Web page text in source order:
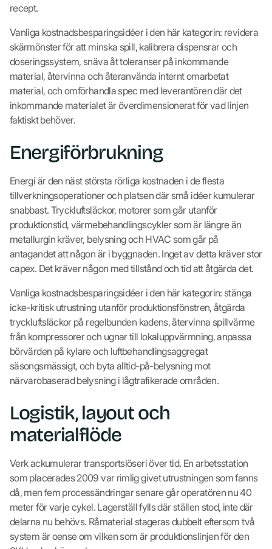
recept.
Vanliga kostnadsbesparingsidéer i den här kategorin: revidera
skärmönster för att minska spill, kalibrera dispensrar och
doseringssystem, snäva åt toleranser på inkommande
material, återvinna och återanvända internt omarbetat
material, och omförhandla spec med leverantören där det
inkommande materialet är överdimensionerat för vad linjen
faktiskt behöver.
Energiförbrukning
Energi är den näst största rörliga kostnaden i de flesta
tillverkningsoperationer och platsen där små idéer kumulerar
snabbast. Tryckluftsläckor, motorer som går utanför
produktionstid, värmebehandlingscykler som är längre än
metallurgin kräver, belysning och HVAC som går på
antagandet att någon är i byggnaden. Inget av detta kräver stor
capex. Det kräver någon med tillstånd och tid att åtgärda det.
Vanliga kostnadsbesparingsidéer i den här kategorin: stänga
icke-kritisk utrustning utanför produktionsfönstren, åtgärda
tryckluftsläckor på regelbunden kadens, återvinna spillvärme
från kompressorer och ugnar till lokaluppvärmning, anpassa
börvärden på kylare och luftbehandlingsaggregat
säsongsmässigt, och byta alltid-på-belysning mot
närvarobaserad belysning i lågtrafikerade områden.
Logistik, layout och
materialflöde
Verk ackumulerar transportslöseri över tid. En arbetsstation
som placerades 2009 var rimlig givet utrustningen som fanns
då, men fem processändringar senare går operatören nu 40
meter för varje cykel. Lagerställ fylls där ställen stod, inte där
delarna nu behövs. Råmaterial stageras dubbelt eftersom två
system är oense om vilken som är produktionslinjen för den